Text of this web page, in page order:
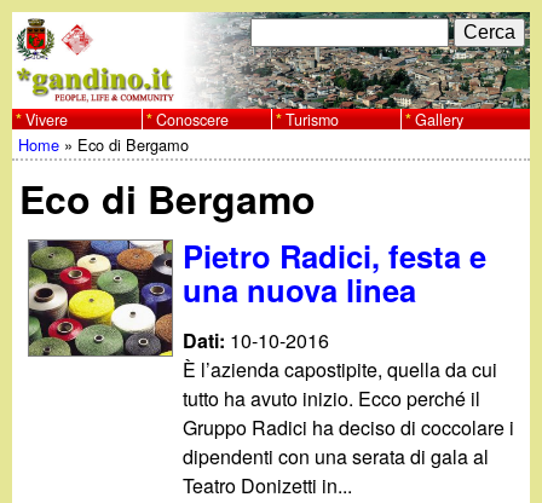
al
contenuto
principale
w
w
w
g
F
o
r
m
d
i
r
i
c
e
C
e
r
c
Vivere Conoscere Turismo Gallery
Tu
sei
qui
Home » Eco di Bergamo
Eco di Bergamo
Pietro Radici, festa e
una nuova linea
Dati: 10-10-2016
È l’azienda capostipite, quella da cui
tutto ha avuto inizio. Ecco perché il
Gruppo Radici ha deciso di coccolare i
dipendenti con una serata di gala al
Teatro Donizetti in...